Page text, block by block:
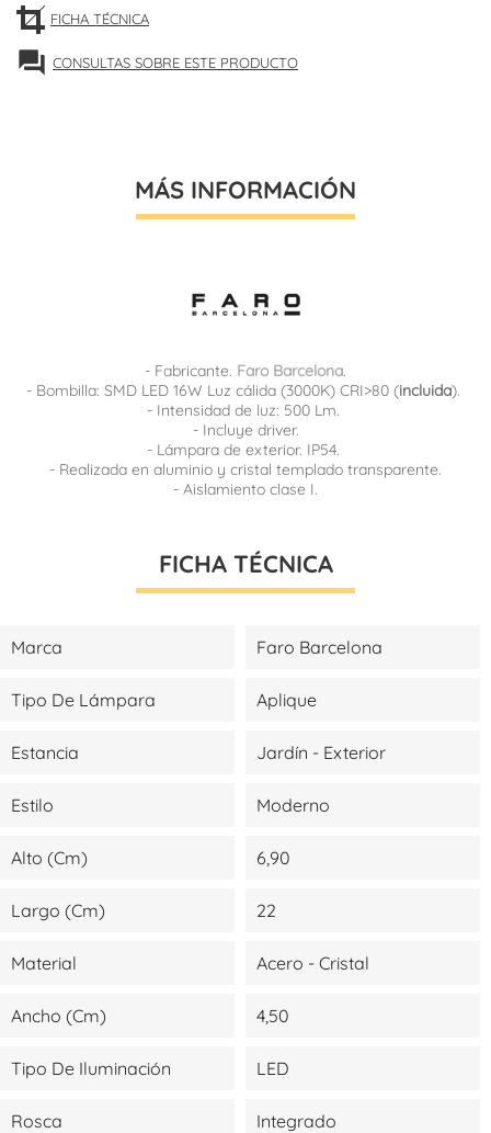
FICHA TÉCNICA
forum CONSULTAS SOBRE ESTE PRODUCTO
MÁS INFORMACIÓN
- Fabricante. Faro Barcelona.
- Bombilla: SMD LED 16W Luz cálida (3000K) CRI>80 (incluida).
- Intensidad de luz: 500 Lm.
- Incluye driver.
- Lámpara de exterior. IP54.
- Realizada en aluminio y cristal templado transparente.
- Aislamiento clase I.
FICHA TÉCNICA
Marca Faro Barcelona
Tipo De Lámpara Aplique
Estancia Jardín - Exterior
Estilo Moderno
Alto (cm) 6,90
Largo (cm) 22
Material Acero - Cristal
Ancho (cm) 4,50
Tipo De Iluminación LED
Rosca Integrado